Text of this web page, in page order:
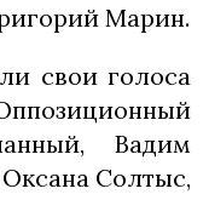
Марин.
свои голоса
Вадим
Солтыс,